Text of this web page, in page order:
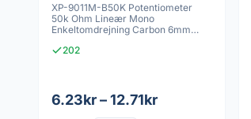
XP-9011M-B50K Potentiometer
50k Ohm Lineær Mono
Enkeltomdrejning Carbon 6mm
202
6.23kr – 12.71kr